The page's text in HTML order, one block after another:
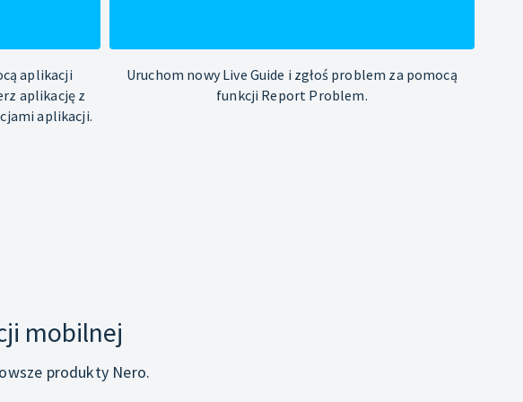
aplikacji
aplikację z
aplikacji.
Uruchom nowy Live Guide i zgłoś problem za pomocą
funkcji Report Problem.
mobilnej
produkty Nero.